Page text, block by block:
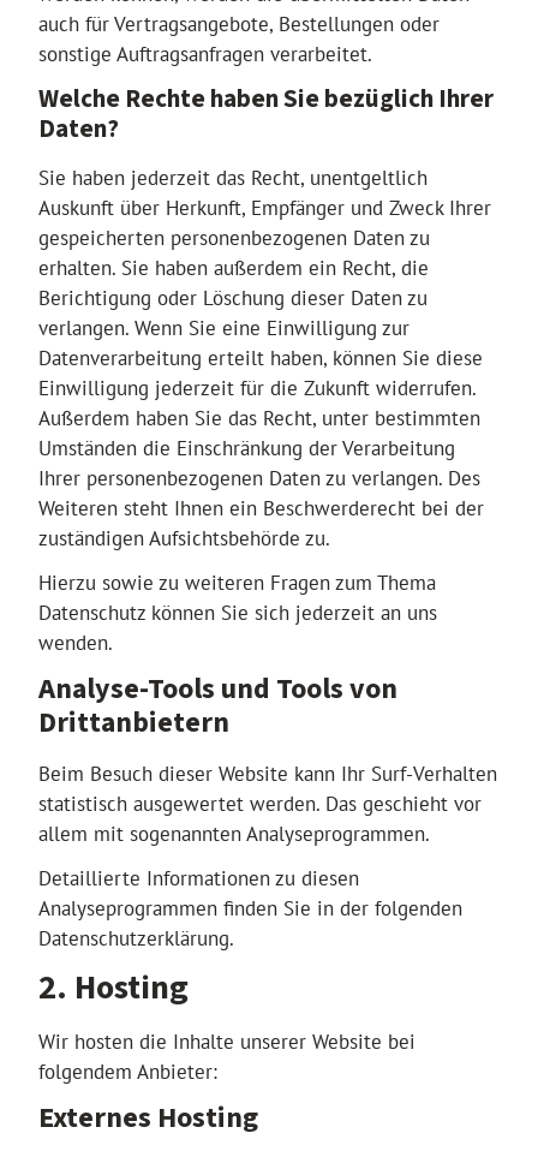
auch für Vertragsangebote, Bestellungen oder
sonstige Auftragsanfragen verarbeitet.
Welche Rechte haben Sie bezüglich Ihrer
Daten?
Sie haben jederzeit das Recht, unentgeltlich
Auskunft über Herkunft, Empfänger und Zweck Ihrer
gespeicherten personenbezogenen Daten zu
erhalten. Sie haben außerdem ein Recht, die
Berichtigung oder Löschung dieser Daten zu
verlangen. Wenn Sie eine Einwilligung zur
Datenverarbeitung erteilt haben, können Sie diese
Einwilligung jederzeit für die Zukunft widerrufen.
Außerdem haben Sie das Recht, unter bestimmten
Umständen die Einschränkung der Verarbeitung
Ihrer personenbezogenen Daten zu verlangen. Des
Weiteren steht Ihnen ein Beschwerderecht bei der
zuständigen Aufsichtsbehörde zu.
Hierzu sowie zu weiteren Fragen zum Thema
Datenschutz können Sie sich jederzeit an uns
wenden.
Analyse-Tools und Tools von
Dritt­anbietern
Beim Besuch dieser Website kann Ihr Surf-Verhalten
statistisch ausgewertet werden. Das geschieht vor
allem mit sogenannten Analyseprogrammen.
Detaillierte Informationen zu diesen
Analyseprogrammen finden Sie in der folgenden
Datenschutzerklärung.
2. Hosting
Wir hosten die Inhalte unserer Website bei
folgendem Anbieter:
Externes Hosting